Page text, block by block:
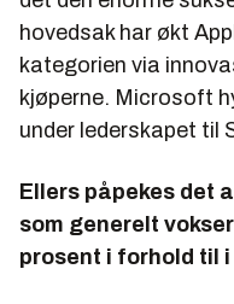
hovedsak har økt
kategorien via
kjøperne. Microsoft
under lederskapet til
Ellers påpekes det
som generelt
prosent i forhold til i